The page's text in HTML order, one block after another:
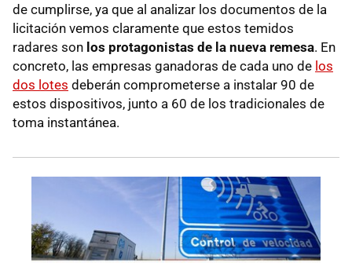
de cumplirse, ya que al analizar los documentos de la
licitación vemos claramente que estos temidos
radares son los protagonistas de la nueva remesa. En
concreto, las empresas ganadoras de cada uno de los
dos lotes deberán comprometerse a instalar 90 de
estos dispositivos, junto a 60 de los tradicionales de
toma instantánea.